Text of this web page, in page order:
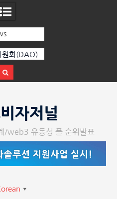
인공지능은
자저널
/web3 유동성 풀 순위발표
▼